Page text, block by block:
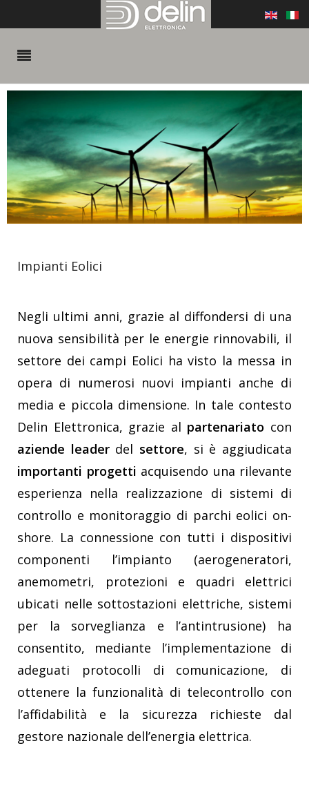
Impianti Eolici
Negli ultimi anni, grazie al diffondersi di una
nuova sensibilità per le energie rinnovabili, il
settore dei campi Eolici ha visto la messa in
opera di numerosi nuovi impianti anche di
media e piccola dimensione. In tale contesto
Delin Elettronica, grazie al partenariato con
aziende leaderdel settore, si è aggiudicata
importanti progetti acquisendo una rilevante
esperienza nella realizzazione di sistemi di
controllo e monitoraggio di parchi eolici on-
shore. La connessione con tutti i dispositivi
componenti l’impianto (aerogeneratori,
anemometri, protezioni e quadri elettrici
ubicati nelle sottostazioni elettriche, sistemi
per la sorveglianza e l’antintrusione) ha
consentito, mediante l’implementazione di
adeguati protocolli di comunicazione, di
ottenere la funzionalità di telecontrollo con
l’affidabilità e la sicurezza richieste dal
gestore nazionale dell’energia elettrica.